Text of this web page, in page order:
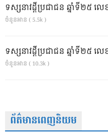
ទស្សនាវដ្ដីប្រជាជន ឆ្នាំទី២៥
ចំនួនអាន ( 5.5k )
ទស្សនាវដ្ដីប្រជាជន ឆ្នាំទី២៥ ល
ចំនួនអាន ( 10.3k )
ព័ត៌មានពេញនិយម